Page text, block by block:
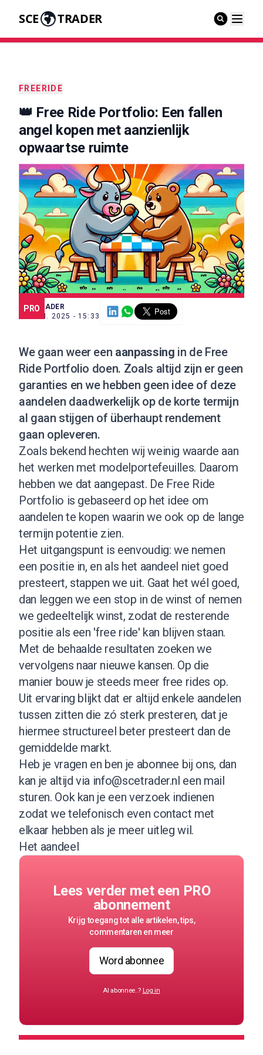
SCE TRADER
FREERIDE
👑 Free Ride Portfolio: Een fallen
angel kopen met aanzienlijk
opwaartse ruimte
PRO
SCE TRADER
27 JUN. 2025 - 15:33
We gaan weer een aanpassing in de Free
Ride Portfolio doen. Zoals altijd zijn er geen
garanties en we hebben geen idee of deze
aandelen daadwerkelijk op de korte termijn
al gaan stijgen of überhaupt rendement
gaan opleveren.
Zoals bekend hechten wij weinig waarde aan
het werken met modelportefeuilles. Daarom
hebben we dat aangepast. De Free Ride
Portfolio is gebaseerd op het idee om
aandelen te kopen waarin we ook op de lange
termijn potentie zien.
Het uitgangspunt is eenvoudig: we nemen
een positie in, en als het aandeel niet goed
presteert, stappen we uit. Gaat het wél goed,
dan leggen we een stop in de winst of nemen
we gedeeltelijk winst, zodat de resterende
positie als een 'free ride' kan blijven staan.
Met de behaalde resultaten zoeken we
vervolgens naar nieuwe kansen. Op die
manier bouw je steeds meer free rides op.
Uit ervaring blijkt dat er altijd enkele aandelen
tussen zitten die zó sterk presteren, dat je
hiermee structureel beter presteert dan de
gemiddelde markt.
Heb je vragen en ben je abonnee bij ons, dan
kan je altijd via info@scetrader.nl een mail
sturen. Ook kan je een verzoek indienen
zodat we telefonisch even contact met
elkaar hebben als je meer uitleg wil.
Het aandeel
Lees verder met een PRO
abonnement
Krijg toegang tot alle artikelen, tips,
commentaren en meer
Word abonnee
Al abonnee..? Log in